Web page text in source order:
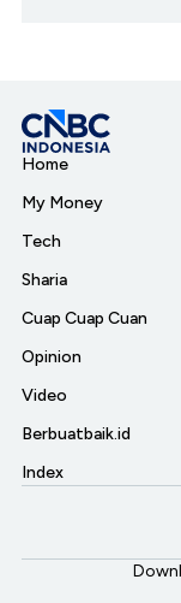
Home
My Money
Tech
Sharia
Cuap Cuap Cuan
Opinion
Video
Berbuatbaik.id
Index